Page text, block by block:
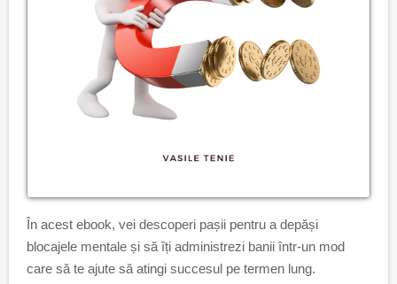
În acest ebook, vei descoperi pașii pentru a depăși
blocajele mentale și să îți administrezi banii într-un mod
care să te ajute să atingi succesul pe termen lung.